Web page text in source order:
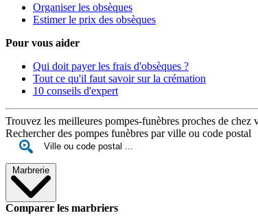
Organiser les obsèques
Estimer le prix des obsèques
Pour vous aider
Qui doit payer les frais d'obsèques ?
Tout ce qu'il faut savoir sur la crémation
10 conseils d'expert
Trouvez les meilleures pompes-funèbres proches de chez
Rechercher des pompes funèbres par ville ou code postal
Marbrerie
Comparer les marbriers